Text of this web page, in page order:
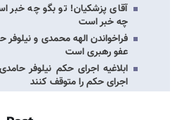
آقای پزشکیان! تو بگو چه خبر
چه خبر است
فراخواندن الهه محمدی و
عفو رهبری است
ابلاغیه اجرای حکم نیلوفر
اجرای حکم را متوقف کنند